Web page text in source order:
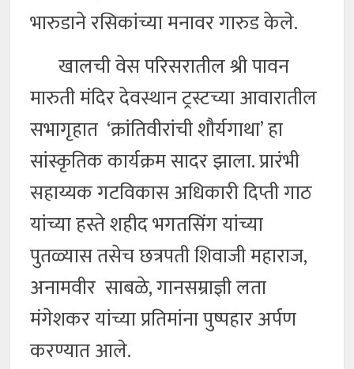
भारुडाने रसिकांच्या मनावर गारुड केले.
खालची वेस परिसरातील श्री पावन
मारुती मंदिर देवस्थान ट्रस्टच्या आवारातील
सभागृहात ‘क्रांतिवीरांची शौर्यगाथा’ हा
सांस्कृतिक कार्यक्रम सादर झाला. प्रारंभी
सहाय्यक गटविकास अधिकारी दिप्ती गाठ
यांच्या हस्ते शहीद भगतसिंग यांच्या
पुतळ्यास तसेच छत्रपती शिवाजी महाराज,
अनामवीर साबळे, गानसम्राज्ञी लता
मंगेशकर यांच्या प्रतिमांना पुष्पहार अर्पण
करण्यात आले.